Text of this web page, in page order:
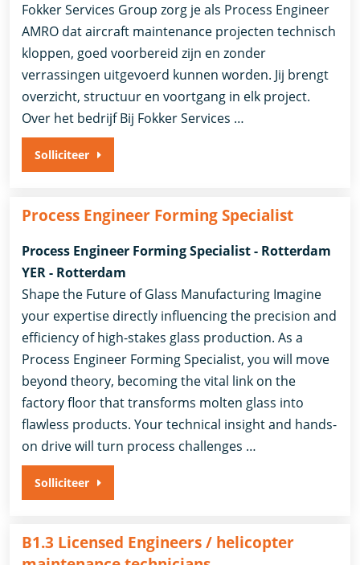
Fokker Services Group zorg je als Process Engineer
AMRO dat aircraft maintenance projecten technisch
kloppen, goed voorbereid zijn en zonder
verrassingen uitgevoerd kunnen worden. Jij brengt
overzicht, structuur en voortgang in elk project.
Over het bedrijf Bij Fokker Services …
Solliciteer
Process Engineer Forming Specialist
Process Engineer Forming Specialist - Rotterdam
YER - Rotterdam
Shape the Future of Glass Manufacturing Imagine
your expertise directly influencing the precision and
efficiency of high-stakes glass production. As a
Process Engineer Forming Specialist, you will move
beyond theory, becoming the vital link on the
factory floor that transforms molten glass into
flawless products. Your technical insight and hands-
on drive will turn process challenges …
Solliciteer
B1.3 Licensed Engineers / helicopter